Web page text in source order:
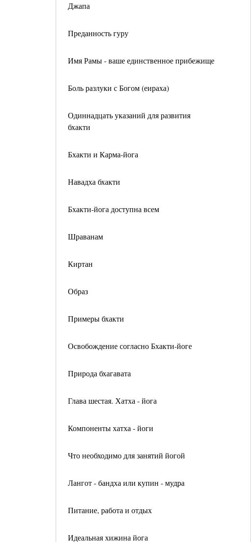
Джапа
Преданность гуру
Имя Рамы - ваше единственное прибежище
Боль разлуки с Богом (еираха)
Одиннадцать указаний для развития
бхакти
Бхакти и Карма-йога
Навадха бхакти
Бхакти-йога доступна всем
Шраванам
Киртан
Образ
Примеры бхакти
Освобождение согласно Бхакти-йоге
Природа бхагавата
Глава шестая. Хатха - йога
Компоненты хатха - йоги
Что необходимо для занятий йогой
Лангот - бандха или купин - мудра
Питание, работа и отдых
Идеальная хижина йога